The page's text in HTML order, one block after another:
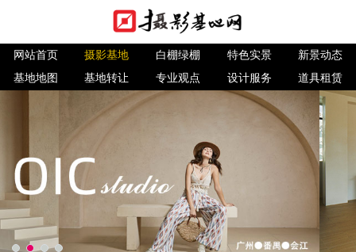
网站首页 摄影基地 白棚绿棚 特色实景
新景动态
基地地图
基地转让 专业观点 设计服务 道具租赁